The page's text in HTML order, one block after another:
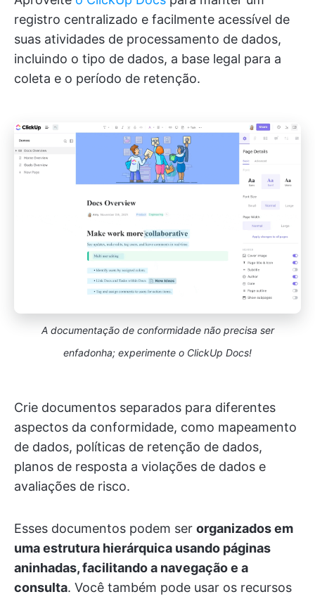
registro centralizado e facilmente acessível de
suas atividades de processamento de dados,
incluindo o tipo de dados, a base legal para a
coleta e o período de retenção.
A documentação de conformidade não precisa ser
enfadonha; experimente o ClickUp Docs!
Crie documentos separados para diferentes
aspectos da conformidade, como mapeamento
de dados, políticas de retenção de dados,
planos de resposta a violações de dados e
avaliações de risco.
Esses documentos podem ser organizados em
uma estrutura hierárquica usando páginas
aninhadas, facilitando a navegação e a
consulta. Você também pode usar os recursos